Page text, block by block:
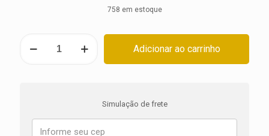
758 em estoque
Tuono
Adicionar ao carrinho
Simulação de frete